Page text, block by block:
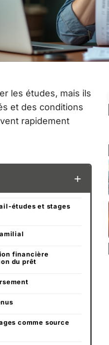
les études, mais ils
et des conditions
rapidement
études et stages
financière
du prêt
comme source